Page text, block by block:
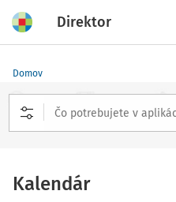
Direktor
Domov
Kalendár